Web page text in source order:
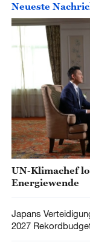
Neueste
UN-Klimachef
Energiewende
Japans
2027